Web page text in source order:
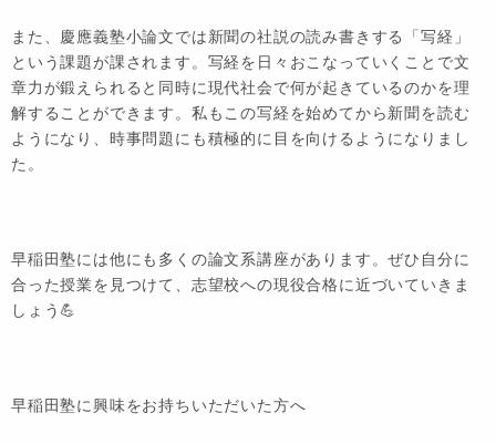
また、慶應義塾小論文では新聞の社説の読み書きする「写経」
という課題が課されます。写経を日々おこなっていくことで文
章力が鍛えられると同時に現代社会で何が起きているのかを理
解することができます。私もこの写経を始めてから新聞を読む
ようになり、時事問題にも積極的に目を向けるようになりまし
た。
早稲田塾には他にも多くの論文系講座があります。ぜひ自分に
合った授業を見つけて、志望校への現役合格に近づいていきま
しょう💪
早稲田塾に興味をお持ちいただいた方へ